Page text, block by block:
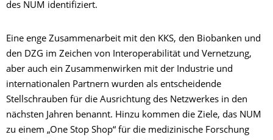
des NUM identifiziert.
Eine enge Zusammenarbeit mit den KKS, den Biobanken und
den DZG im Zeichen von Interoperabilität und Vernetzung,
aber auch ein Zusammenwirken mit der Industrie und
internationalen Partnern wurden als entscheidende
Stellschrauben für die Ausrichtung des Netzwerkes in den
nächsten Jahren benannt. Hinzu kommen die Ziele, das NUM
zu einem „One Stop Shop“ für die medizinische Forschung